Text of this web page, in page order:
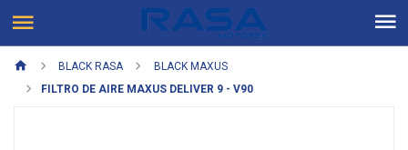
BLACK RASA
BLACK MAXUS
FILTRO DE AIRE MAXUS DELIVER 9 - V90